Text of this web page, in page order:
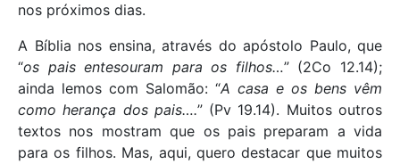
nos próximos dias.
A Bíblia nos ensina, através do apóstolo Paulo, que
“os pais entesouram para os filhos…” (2Co 12.14);
ainda lemos com Salomão: “A casa e os bens vêm
como herança dos pais….” (Pv 19.14). Muitos outros
textos nos mostram que os pais preparam a vida
para os filhos. Mas, aqui, quero destacar que muitos